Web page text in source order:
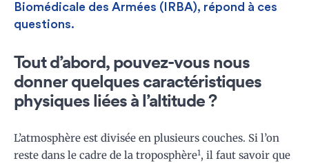
Biomédicale des Armées (IRBA), répond à ces
questions.
Tout d’abord, pouvez-vous nous
donner quelques caractéristiques
physiques liées à l’altitude ?
L’atmosphère est divisée en plusieurs couches. Si l’on
reste dans le cadre de la troposphère1, il faut savoir que